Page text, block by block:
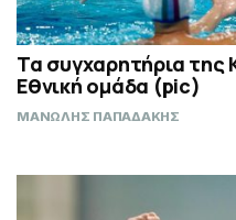
Τα συγχαρητήρια
Εθνική ομάδα (pic)
ΜΑΝΩΛΗΣ ΠΑΠΑΔΑΚΗΣ